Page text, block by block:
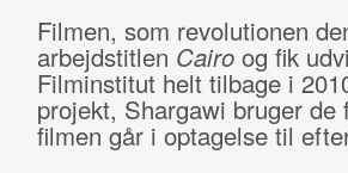
Filmen, som revolutionen
arbejdstitlen Cairoog fik
Filminstitut helt tilbage i
projekt, Shargawi bruger
filmen går i optagelse til